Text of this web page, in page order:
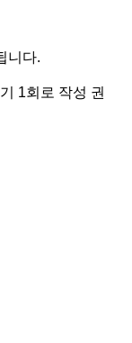
니다.
1회로 작성 권